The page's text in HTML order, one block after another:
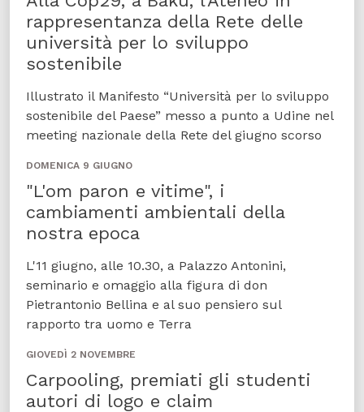
rappresentanza della Rete delle
università per lo sviluppo
sostenibile
Illustrato il Manifesto “Università per lo sviluppo
sostenibile del Paese” messo a punto a Udine nel
meeting nazionale della Rete del giugno scorso
DOMENICA 9 GIUGNO
"L'om paron e vitime", i
cambiamenti ambientali della
nostra epoca
L'11 giugno, alle 10.30, a Palazzo Antonini,
seminario e omaggio alla figura di don
Pietrantonio Bellina e al suo pensiero sul
rapporto tra uomo e Terra
GIOVEDÌ 2 NOVEMBRE
Carpooling, premiati gli studenti
autori di logo e claim